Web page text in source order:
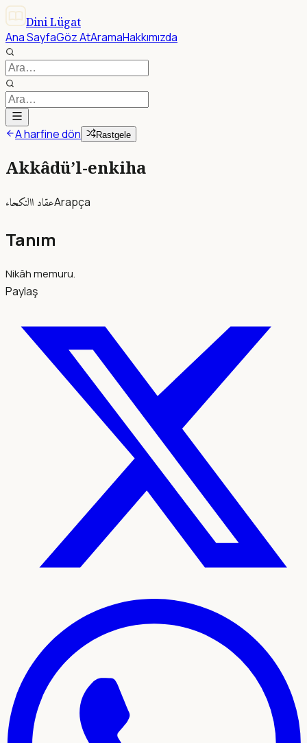
Dini Lügat
Ana SayfaGöz AtAramaHakkımızda
A harfine dön Rastgele
Akkâdü’l-enkiha
عقاد االنكحاءArapça
Tanım
Nikâh memuru.
Paylaş